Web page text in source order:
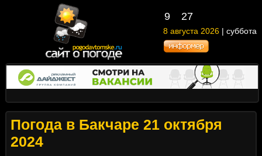
9 27
8 августа 2026 | суббота
Погода в Бакчаре 21 октября
2024